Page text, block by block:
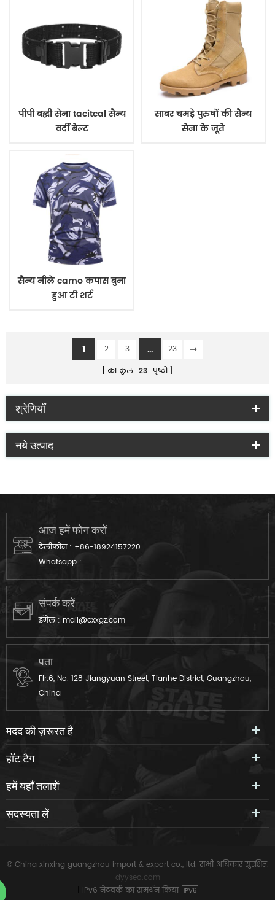
पीपी बद्धी सेना tacitcal सैन्य
वर्दी बेल्ट
साबर चमड़े पुरुषों की सैन्य
सेना के जूते
सैन्य नीले camo कपास बुना
हुआ टी शर्ट
1 2 3 ...
23
का कुल 23 पृष्ठों
श्रेणियाँ
नये उत्पाद
आज हमें फोन करों
टेलीफोन : +86-18924157220
Whatsapp :
संपर्क करें
ईमेल : mail@cxxgz.com
पता
Flr.6, No. 128 Jiangyuan Street, Tianhe District, Guangzhou,
China
मदद की ज़रूरत है
हॉट टैग
हमें यहाँ तलाशें
सदस्यता लें
© China xinxing guangzhou import & export co., ltd. सभी अधिकार सुरक्षित.
dyyseo.com
IPv6 नेटवर्क का समर्थन किया IPV6